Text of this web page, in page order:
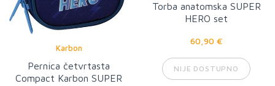
Karbon
Pernica četvrtasta
Compact Karbon SUPER
Torba anatomska SUPER
HERO set
60,90 €
NIJE DOSTUPNO